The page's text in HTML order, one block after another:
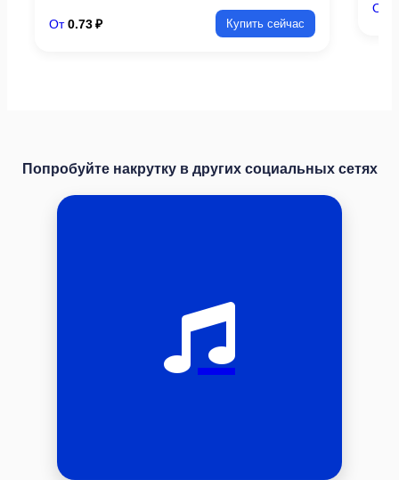
От 0.73 ₽ Купить сейчас
От
Попробуйте накрутку в других социальных сетях